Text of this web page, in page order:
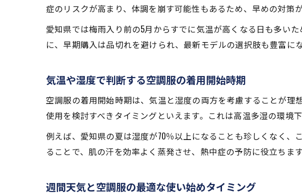
症のリスクが高まり、体調を崩す可能性もあるため、早めの対策が
愛知県では梅雨入り前の5月からすでに気温が高くなる日も多い
に、早期購入は品切れを避けられ、最新モデルの選択肢も豊富に
気温や湿度で判断する空調服の着用開始時期
空調服の着用開始時期は、気温と湿度の両方を考慮することが
使用を検討すべきタイミングといえます。これは高温多湿の環境
例えば、愛知県の夏は湿度が70％以上になることも珍しくなく
ることで、肌の汗を効率よく蒸発させ、熱中症の予防に役立ちます
週間天気と空調服の最適な使い始めタイミング